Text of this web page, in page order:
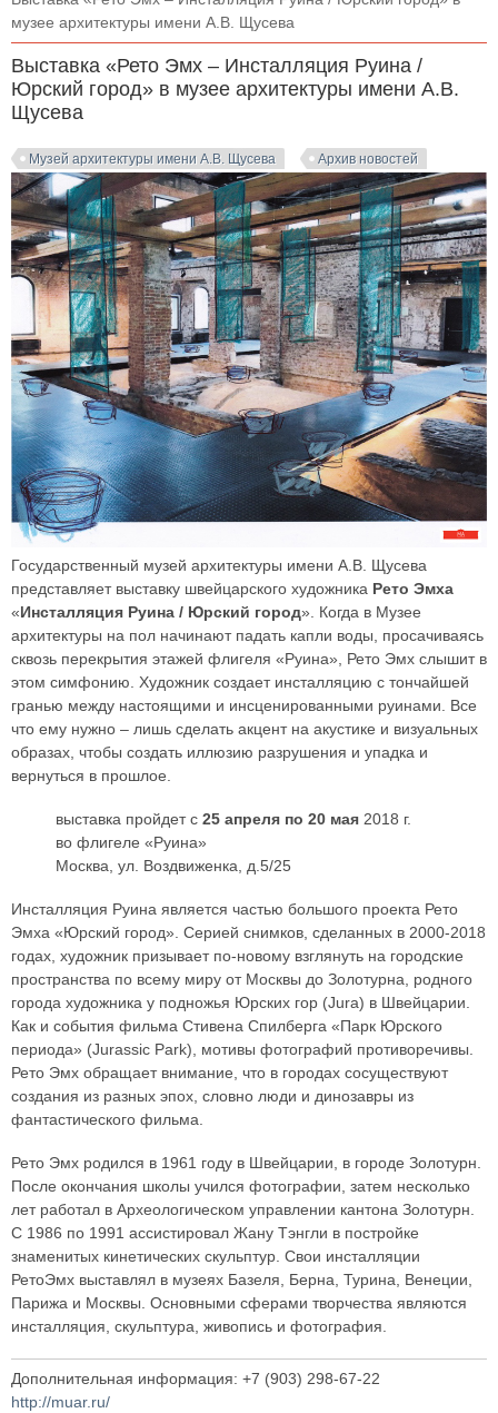
музее архитектуры имени А.В. Щусева
Выставка «Рето Эмх – Инсталляция Руина /
Юрский город» в музее архитектуры имени А.В.
Щусева
Музей архитектуры имени А.В. Щусева Архив новостей
Государственный музей архитектуры имени А.В. Щусева
представляет выставку швейцарского художника Рето Эмха
«Инсталляция Руина / Юрский город». Когда в Музее
архитектуры на пол начинают падать капли воды, просачиваясь
сквозь перекрытия этажей флигеля «Руина», Рето Эмх слышит в
этом симфонию. Художник создает инсталляцию с тончайшей
гранью между настоящими и инсценированными руинами. Все
что ему нужно – лишь сделать акцент на акустике и визуальных
образах, чтобы создать иллюзию разрушения и упадка и
вернуться в прошлое.
выставка пройдет с 25 апреля по 20 мая 2018 г.
во флигеле «Руина»
Москва, ул. Воздвиженка, д.5/25
Инсталляция Руина является частью большого проекта Рето
Эмха «Юрский город». Серией снимков, сделанных в 2000-2018
годах, художник призывает по-новому взглянуть на городские
пространства по всему миру от Москвы до Золотурна, родного
города художника у подножья Юрских гор (Jura) в Швейцарии.
Как и события фильма Стивена Спилберга «Парк Юрского
периода» (Jurassic Park), мотивы фотографий противоречивы.
Рето Эмх обращает внимание, что в городах сосуществуют
создания из разных эпох, словно люди и динозавры из
фантастического фильма.
Рето Эмх родился в 1961 году в Швейцарии, в городе Золотурн.
После окончания школы учился фотографии, затем несколько
лет работал в Археологическом управлении кантона Золотурн.
С 1986 по 1991 ассистировал Жану Тэнгли в постройке
знаменитых кинетических скульптур. Свои инсталляции
РетоЭмх выставлял в музеях Базеля, Берна, Турина, Венеции,
Парижа и Москвы. Основными сферами творчества являются
инсталляция, скульптура, живопись и фотография.
Дополнительная информация: +7 (903) 298-67-22
http://muar.ru/